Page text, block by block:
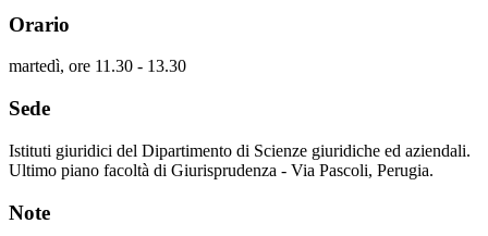
Orario
martedì, ore 11.30 - 13.30
Sede
Istituti giuridici del Dipartimento di Scienze giuridiche ed aziendali.
Ultimo piano facoltà di Giurisprudenza - Via Pascoli, Perugia.
Note